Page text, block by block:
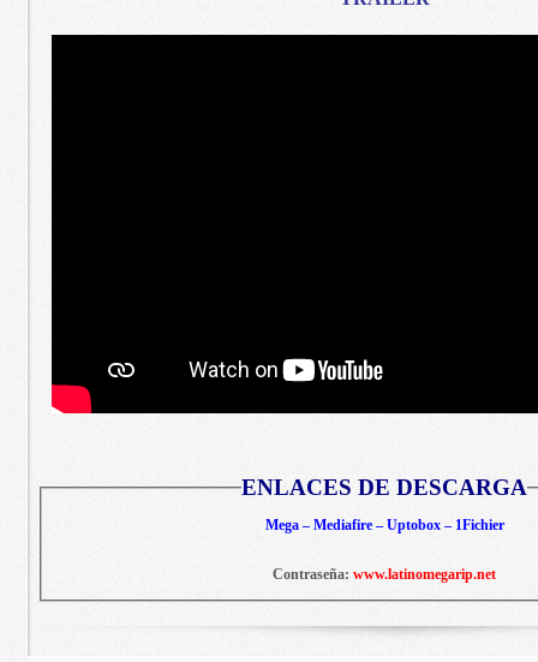
ENLACES DE DESCARGA
Mega – Mediafire – Uptobox – 1Fichier
Contraseña: www.latinomegarip.net